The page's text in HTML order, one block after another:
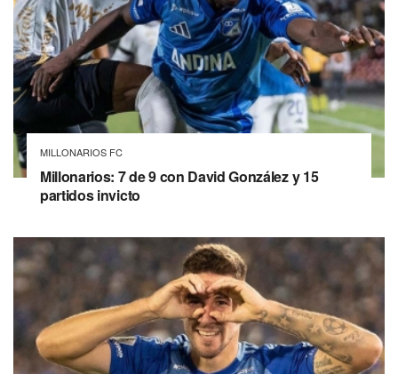
MILLONARIOS FC
Millonarios: 7 de 9 con David González y 15
partidos invicto